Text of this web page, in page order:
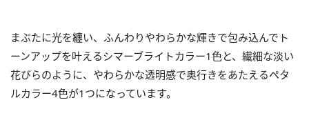
まぶたに光を纏い、ふんわりやわらかな輝きで包み込んでト
ーンアップを叶えるシマーブライトカラー1色と、繊細な淡い
花びらのように、やわらかな透明感で奥行きをあたえるペタ
ルカラー4色が1つになっています。